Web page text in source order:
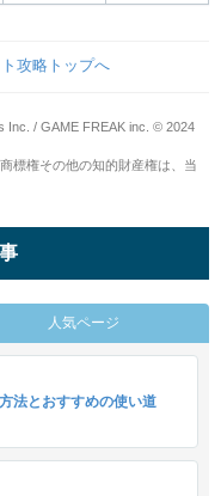
攻略トップへ
Inc. / GAME FREAK inc. © 2024
標権その他の知的財産権は、当
人気ページ
法とおすすめの使い道